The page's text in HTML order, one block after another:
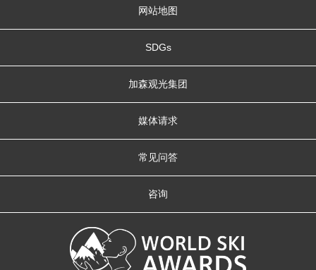
网站地图
SDGs
加森观光集团
媒体请求
常见问答
咨询